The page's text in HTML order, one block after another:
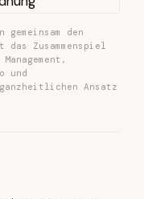
den
Zusammenspiel
und
Ansatz